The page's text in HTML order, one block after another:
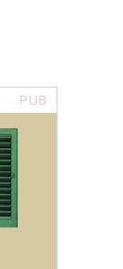
PUB